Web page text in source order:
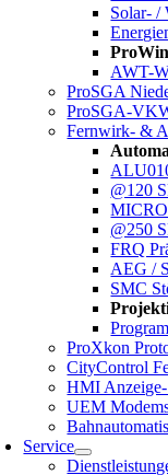
Solar- /
AWT-
ProSGA
ProSGA-
Fernwirk- &
@120
@250
FRQ
AEG /
SMC
ProXkon
CityControl
HMI
UEM
Service